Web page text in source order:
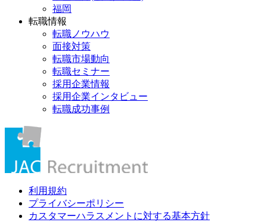
福岡
転職情報
転職ノウハウ
面接対策
転職市場動向
転職セミナー
採用企業情報
採用企業インタビュー
転職成功事例
利用規約
プライバシーポリシー
カスタマーハラスメントに対する基本方針